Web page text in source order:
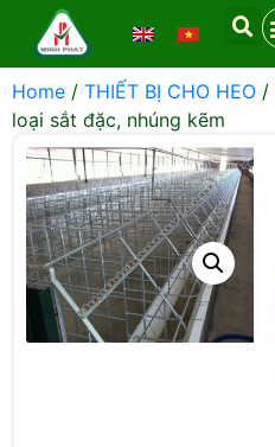
Home / THIẾT BỊ CHO HEO /
loại sắt đặc, nhúng kẽm